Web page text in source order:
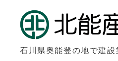
石川県奥能登の地で建